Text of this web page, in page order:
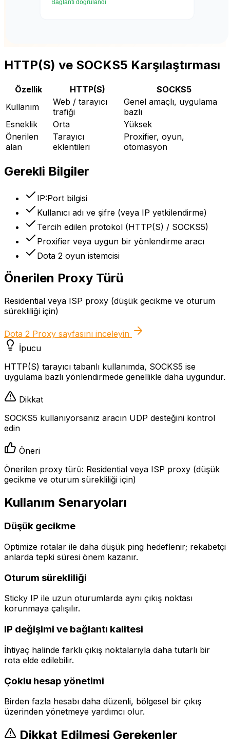
HTTP(S) ve SOCKS5 Karşılaştırması
Özellik HTTP(S)
SOCKS5
Kullanım
Web / tarayıcı
trafiği
Genel amaçlı, uygulama
bazlı
Esneklik
Orta
Yüksek
Önerilen
alan
Tarayıcı
eklentileri
Proxifier, oyun,
otomasyon
Gerekli Bilgiler
IP:Port bilgisi
Kullanıcı adı ve şifre (veya IP yetkilendirme)
Tercih edilen protokol (HTTP(S) / SOCKS5)
Proxifier veya uygun bir yönlendirme aracı
Dota 2 oyun istemcisi
Önerilen Proxy Türü
Residential veya ISP proxy (düşük gecikme ve oturum
sürekliliği için)
Dota 2 Proxy sayfasını inceleyin
İpucu
HTTP(S) tarayıcı tabanlı kullanımda, SOCKS5 ise
uygulama bazlı yönlendirmede genellikle daha uygundur.
Dikkat
SOCKS5 kullanıyorsanız aracın UDP desteğini kontrol
edin
Öneri
Önerilen proxy türü: Residential veya ISP proxy (düşük
gecikme ve oturum sürekliliği için)
Kullanım Senaryoları
Düşük gecikme
Optimize rotalar ile daha düşük ping hedeflenir; rekabetçi
anlarda tepki süresi önem kazanır.
Oturum sürekliliği
Sticky IP ile uzun oturumlarda aynı çıkış noktası
korunmaya çalışılır.
IP değişimi ve bağlantı kalitesi
İhtiyaç halinde farklı çıkış noktalarıyla daha tutarlı bir
rota elde edilebilir.
Çoklu hesap yönetimi
Birden fazla hesabı daha düzenli, bölgesel bir çıkış
üzerinden yönetmeye yardımcı olur.
Dikkat Edilmesi Gerekenler